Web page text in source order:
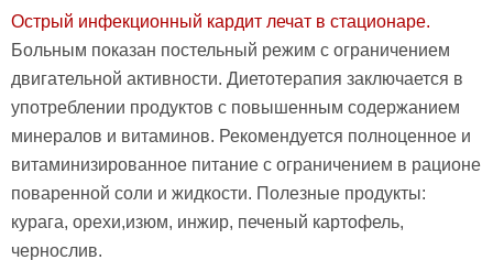
Острый инфекционный кардит лечат в стационаре.
Больным показан постельный режим с ограничением
двигательной активности. Диетотерапия заключается в
употреблении продуктов с повышенным содержанием
минералов и витаминов. Рекомендуется полноценное и
витаминизированное питание с ограничением в рационе
поваренной соли и жидкости. Полезные продукты:
курага, орехи,изюм, инжир, печеный картофель,
чернослив.